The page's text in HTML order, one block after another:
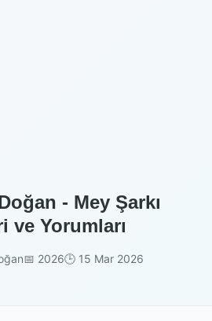
- Mey Şarkı
ve Yorumları
📅 2026🕒 15 Mar 2026